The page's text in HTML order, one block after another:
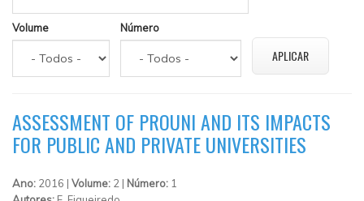
Volume Número
ASSESSMENT OF PROUNI AND ITS IMPACTS
FOR PUBLIC AND PRIVATE UNIVERSITIES
Ano: 2016 | Volume: 2 | Número: 1